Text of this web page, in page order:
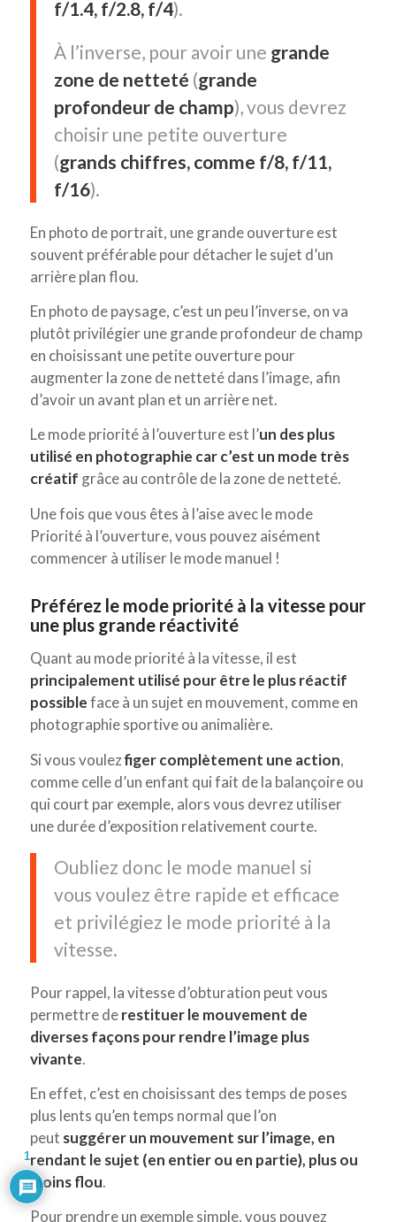
f/1.4, f/2.8, f/4).
À l’inverse, pour avoir une grande
zone de netteté (grande
profondeur de champ), vous devrez
choisir une petite ouverture
(grands chiffres, comme f/8, f/11,
f/16).
En photo de portrait, une grande ouverture est
souvent préférable pour détacher le sujet d’un
arrière plan flou.
En photo de paysage, c’est un peu l’inverse, on va
plutôt privilégier une grande profondeur de champ
en choisissant une petite ouverture pour
augmenter la zone de netteté dans l’image, afin
d’avoir un avant plan et un arrière net.
Le mode priorité à l’ouverture est l’un des plus
utilisé en photographie car c’est un mode très
créatif grâce au contrôle de la zone de netteté.
Une fois que vous êtes à l’aise avec le mode
Priorité à l’ouverture, vous pouvez aisément
commencer à utiliser le mode manuel !
Préférez le mode priorité à la vitesse pour
une plus grande réactivité
Quant au mode priorité à la vitesse, il est
principalement utilisé pour être le plus réactif
possibleface à un sujet en mouvement, comme en
photographie sportive ou animalière.
Si vous voulezfiger complètement une action,
comme celle d’un enfant qui fait de la balançoire ou
qui court par exemple, alors vous devrez utiliser
une durée d’exposition relativement courte.
Oubliez donc le mode manuel si
vous voulez être rapide et efficace
et privilégiez le mode priorité à la
vitesse.
Pour rappel, la vitesse d’obturation peut vous
permettre derestituer le mouvement de
diverses façons pour rendre l’image plus
vivante.
En effet, c’est en choisissant des temps de poses
plus lents qu’en temps normal que l’on
peut suggérer un mouvement sur l’image, en
rendant le sujet (en entier ou en partie), plus ou
moins flou.
Pour prendre un exemple simple, vous pouvez
1